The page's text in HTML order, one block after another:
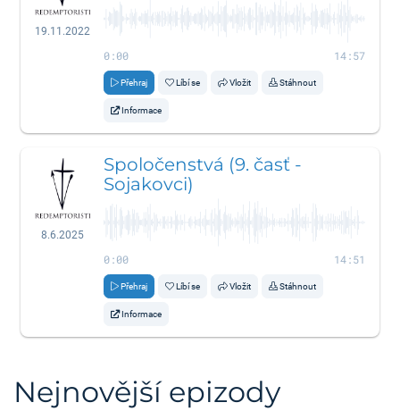
19.11.2022
0:00 14:57
Přehraj Líbí se Vložit Stáhnout
Informace
8.6.2025
Spoločenstvá (9. časť -
Sojakovci)
0:00 14:51
Přehraj Líbí se Vložit Stáhnout
Informace
Nejnovější epizody